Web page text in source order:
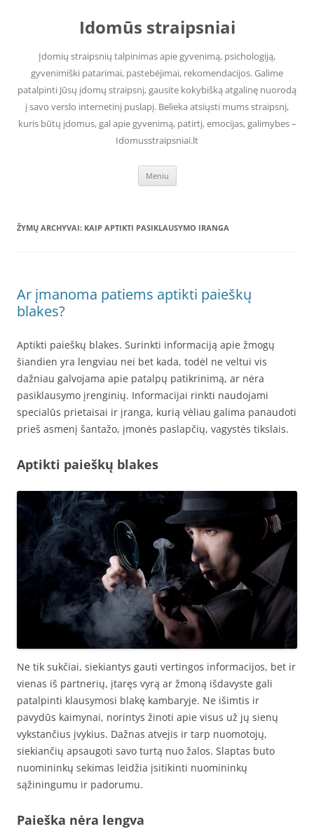
Idomūs straipsniai
Įdomių straipsnių talpinimas apie gyvenimą, psichologiją,
gyvenimiški patarimai, pastebėjimai, rekomendacijos. Galime
patalpinti Jūsų įdomų straipsnį, gausite kokybišką atgalinę nuorodą
į savo verslo internetinį puslapį. Belieka atsiųsti mums straipsnį,
kuris būtų įdomus, gal apie gyvenimą, patirtį, emocijas, galimybes –
Idomusstraipsniai.lt
Meniu
ŽYMŲ ARCHYVAI: KAIP APTIKTI PASIKLAUSYMO IRANGA
Ar įmanoma patiems aptikti paieškų
blakes?
Aptikti paieškų blakes. Surinkti informaciją apie žmogų
šiandien yra lengviau nei bet kada, todėl ne veltui vis
dažniau galvojama apie patalpų patikrinimą, ar nėra
pasiklausymo įrenginių. Informacijai rinkti naudojami
specialūs prietaisai ir įranga, kurią vėliau galima panaudoti
prieš asmenį šantažo, įmonės paslapčių, vagystės tikslais.
Aptikti paieškų blakes
Ne tik sukčiai, siekiantys gauti vertingos informacijos, bet ir
vienas iš partnerių, įtaręs vyrą ar žmoną išdavyste gali
patalpinti klausymosi blakę kambaryje. Ne išimtis ir
pavydūs kaimynai, norintys žinoti apie visus už jų sienų
vykstančius įvykius. Dažnas atvejis ir tarp nuomotojų,
siekiančių apsaugoti savo turtą nuo žalos. Slaptas buto
nuomininkų sekimas leidžia įsitikinti nuomininkų
sąžiningumu ir padorumu.
Paieška nėra lengva